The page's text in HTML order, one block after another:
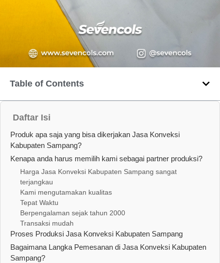
Table of Contents
Daftar Isi
Produk apa saja yang bisa dikerjakan Jasa Konveksi
Kabupaten Sampang?
Kenapa anda harus memilih kami sebagai partner produksi?
Harga Jasa Konveksi Kabupaten Sampang sangat
terjangkau
Kami mengutamakan kualitas
Tepat Waktu
Berpengalaman sejak tahun 2000
Transaksi mudah
Proses Produksi Jasa Konveksi Kabupaten Sampang
Bagaimana Langka Pemesanan di Jasa Konveksi Kabupaten
Sampang?